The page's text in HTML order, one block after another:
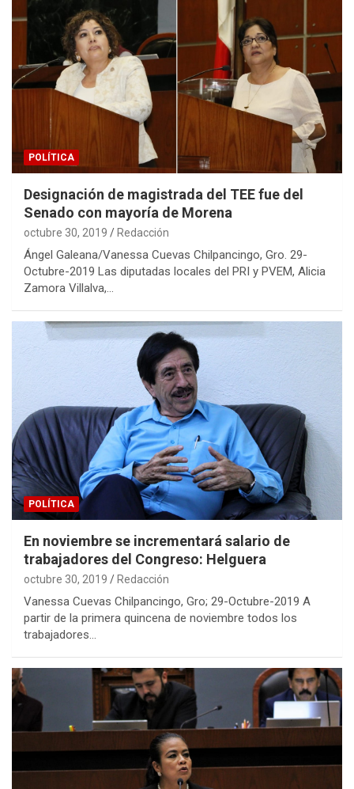
POLÍTICA
Designación de magistrada del TEE fue del
Senado con mayoría de Morena
octubre 30, 2019 Redacción
Ángel Galeana/Vanessa Cuevas Chilpancingo, Gro. 29-
Octubre-2019 Las diputadas locales del PRI y PVEM, Alicia
Zamora Villalva,…
POLÍTICA
En noviembre se incrementará salario de
trabajadores del Congreso: Helguera
octubre 30, 2019 Redacción
Vanessa Cuevas Chilpancingo, Gro; 29-Octubre-2019 A
partir de la primera quincena de noviembre todos los
trabajadores…